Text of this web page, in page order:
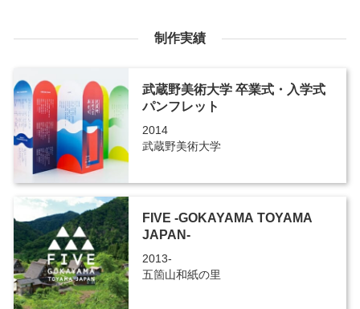
制作実績
武蔵野美術大学 卒業式・入学式
パンフレット
2014
武蔵野美術大学
FIVE -GOKAYAMA TOYAMA
JAPAN-
2013-
五箇山和紙の里